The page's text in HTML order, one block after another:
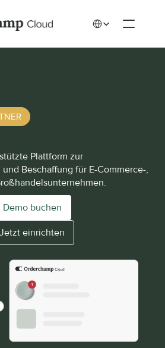
Plattform zur
Beschaffung für E-Commerce-,
Demo buchen
Jetzt einrichten